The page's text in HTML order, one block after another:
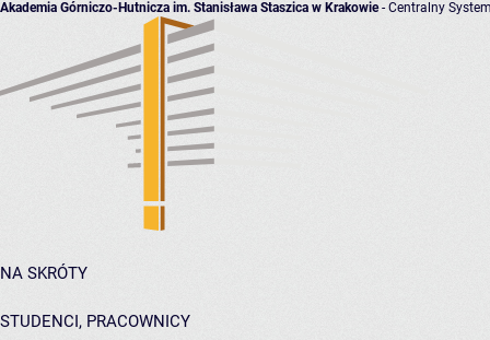
Akademia Górniczo-Hutnicza im. Stanisława Staszica w Krakowie- Centralny
NA SKRÓTY
STUDENCI, PRACOWNICY